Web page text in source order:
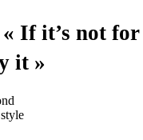
« If it’s not for
it »